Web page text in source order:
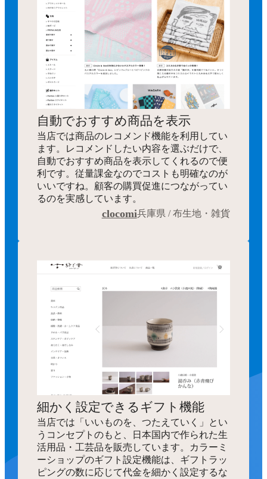
自動でおすすめ商品を表示
当店では商品のレコメンド機能を利用してい
ます。レコメンドしたい内容を選ぶだけで、
自動でおすすめ商品を表示してくれるので便
利です。従量課金なのでコストも明確なのが
いいですね。顧客の購買促進につながってい
るのを実感しています。
clocomi 兵庫県 / 布生地・雑貨
細かく設定できるギフト機能
当店では「いいものを、つたえていく」とい
うコンセプトのもと、日本国内で作られた生
活用品・工芸品を販売しています。カラーミ
ーショップのギフト設定機能は、ギフトラッ
ピングの数に応じて代金を細かく設定するな
どの対応ができるので助かっています。